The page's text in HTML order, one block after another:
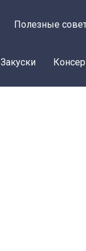
Полезные
Закуски